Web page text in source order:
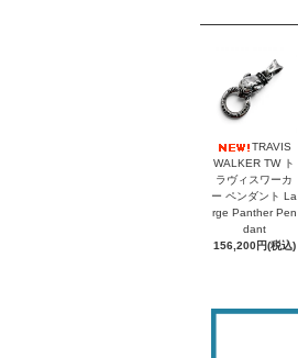
TRAVIS
WALKER TW ト
ラヴィスワーカ
ー ペンダント La
rge Panther Pen
dant
156,200円(税込)